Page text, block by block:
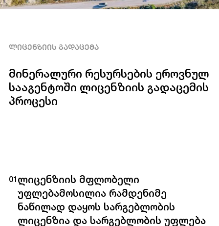
ᲚᲘᲪᲔᲜᲖᲘᲘᲡ ᲒᲐᲓᲐᲪᲔᲛᲐ
მინერალური რესურსების ეროვნულ
სააგენტოში ლიცენზიის გადაცემის
პროცესი
01 ლიცენზიის მფლობელი
უფლებამოსილია რამდენიმე
ნაწილად დაყოს სარგებლობის
ლიცენზია და სარგებლობის უფლება